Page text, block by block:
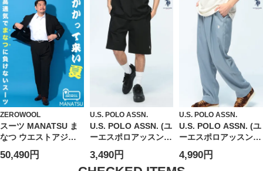
ムショーツ ボトムス
ハーフパンツ ショー
パン 短パン ジーパン
デニム シンプル 春 夏
ZEROWOOL
スーツ MANATSU ま
なつ ウエストアジャ
スター シングル ツー
パンツ 2本パンツ 春
50,490円
U.S. POLO ASSN.
U.S. POLO ASSN. (ユ
ーエスポロアッスン)
ショートパンツ 接触
冷感 ワンポイント ハ
3,490円
U.S. POLO ASSN.
U.S. POLO ASSN. (ユ
ーエスポロアッスン)
イージーパンツ
PLM62500 ワンポイ
4,990円